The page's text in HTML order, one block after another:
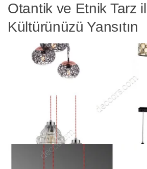
Otantik ve Etnik Tarz
Kültürünüzü Yansıtın